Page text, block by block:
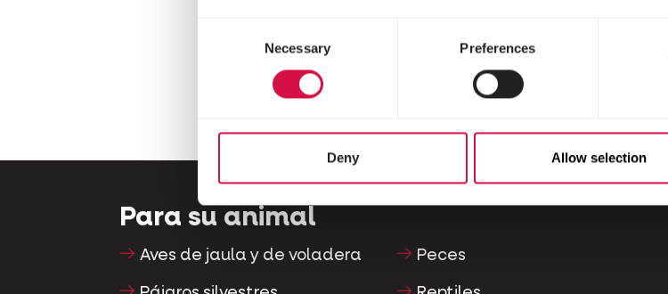
Necessary Preferences
Deny Allow selection
cerdos de compañía
Para su animal
Aves de jaula y de voladera Peces